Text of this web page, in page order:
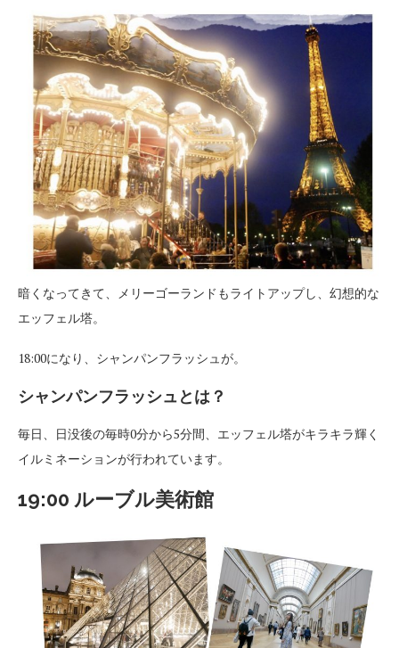
暗くなってきて、メリーゴーランドもライトアップし、幻想的な
エッフェル塔。
18:00になり、シャンパンフラッシュが。
シャンパンフラッシュとは？
毎日、日没後の毎時0分から5分間、エッフェル塔がキラキラ輝く
イルミネーションが行われています。
19:00 ルーブル美術館